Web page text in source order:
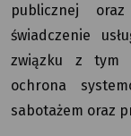
publicznej
świadczenie
związku z tym
ochrona
sabotażem oraz